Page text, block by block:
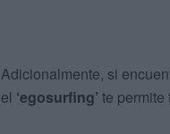
Adicionalmente, si
el ‘egosurfing’ te permite